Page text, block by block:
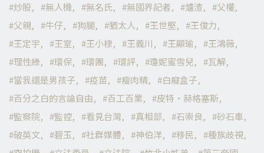
炒股
無人機 無名氏 無國界記者 爐渣
父權
父親
牛仔 狗腿 猶太人 王世堅
王俊力
王定宇
王室 王小棣 王義川 王顯瑜
王鴻薇
理性綠
環保 環團 環評 瓊妮蜜雪兒
瓦解
當我還是男孩子
疫苗 瘦肉精
白癡盒子
百分之白的言論自由
百工百業
皮特·赫格塞斯
監察院
監控 看見台灣 真相部 石崇良
砂石車
破英文
碧玉 社群媒體 神伯洋 移民
種族歧視